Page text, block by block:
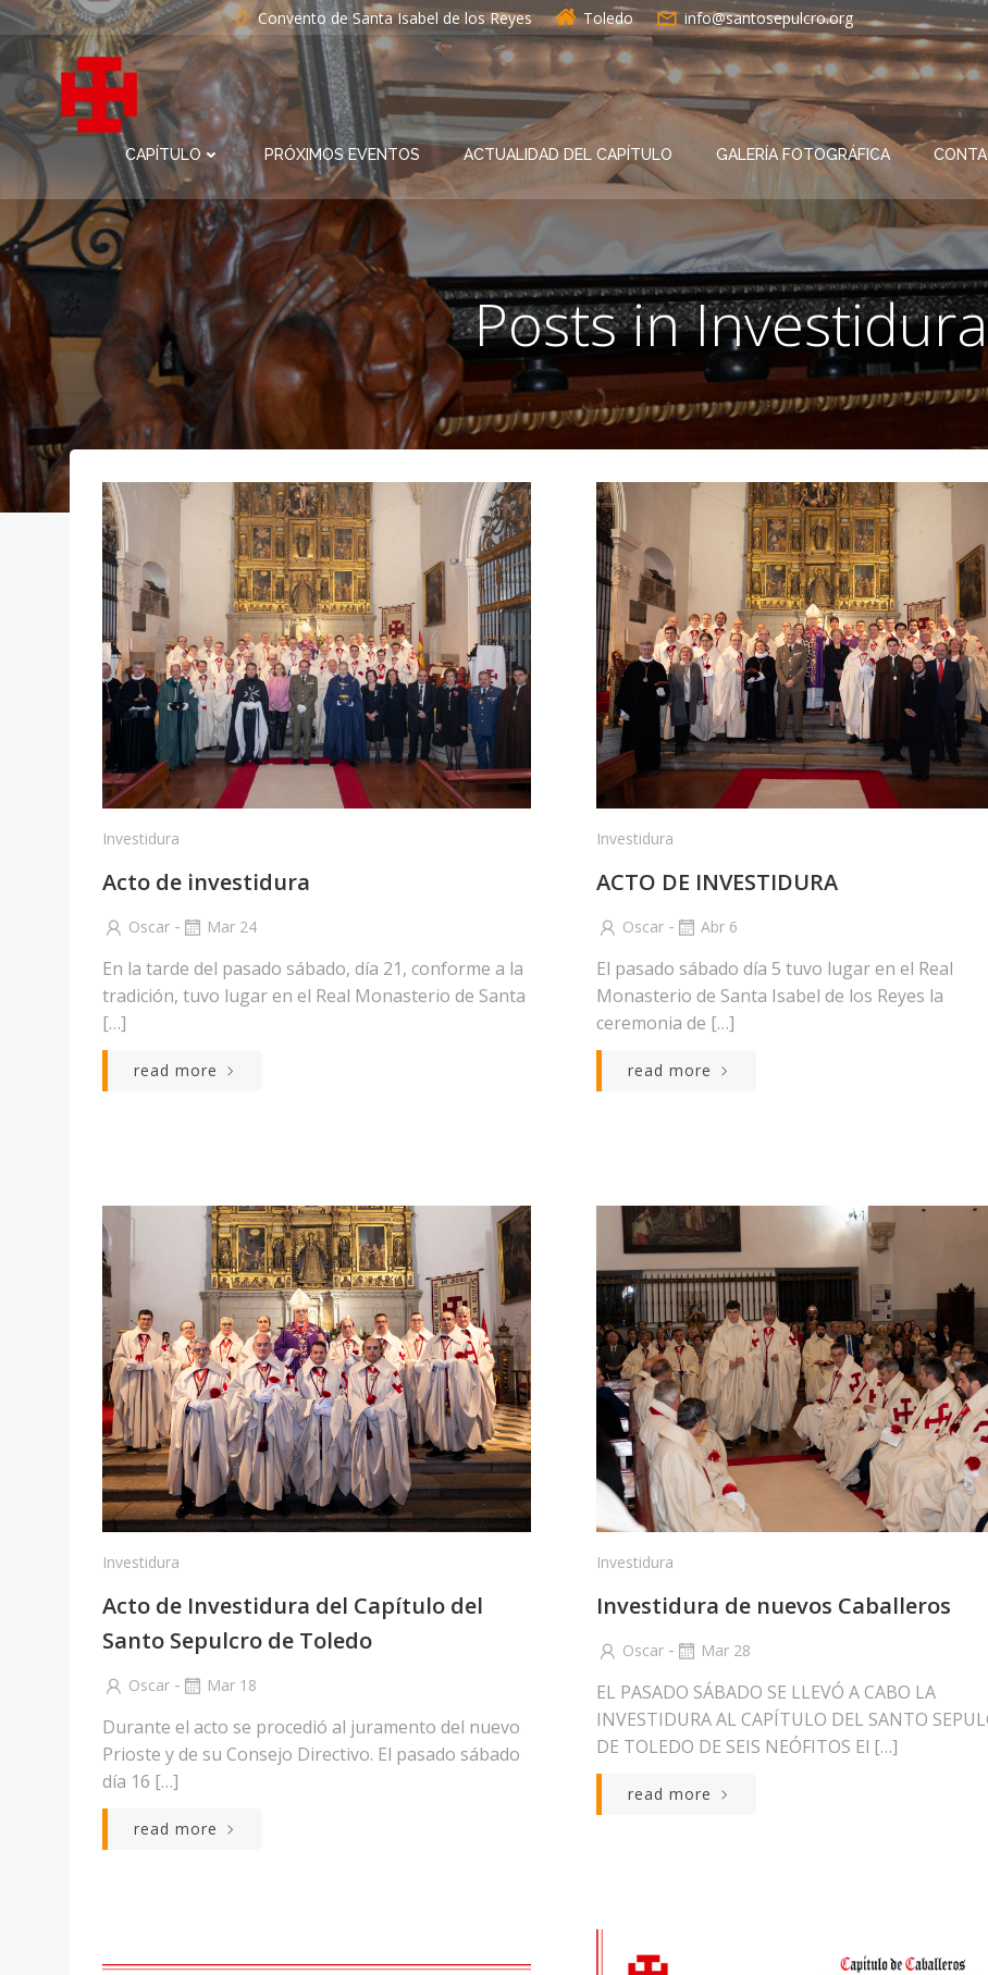
Saltar
al
contenido
Convento de Santa Isabel de los Reyes Toledo info@santosepulcro.org
CAPÍTULO PRÓXIMOS EVENTOS ACTUALIDAD DEL CAPÍTULO GALERÍA FOTOGRÁFICA
Posts in Investidura
Investidura
Acto de investidura
Oscar - Mar 24
En la tarde del pasado sábado, día 21, conforme a la
tradición, tuvo lugar en el Real Monasterio de Santa
[…]
read more
Investidura
ACTO DE INVESTIDURA
Oscar - Abr 6
El pasado sábado día 5 tuvo lugar en el Real
Monasterio de Santa Isabel de los Reyes la
ceremonia de […]
read more
Investidura
Acto de Investidura del Capítulo del
Santo Sepulcro de Toledo
Oscar - Mar 18
Durante el acto se procedió al juramento del nuevo
Prioste y de su Consejo Directivo. El pasado sábado
día 16 […]
read more
Investidura
Investidura de nuevos Caballeros
Oscar - Mar 28
EL PASADO SÁBADO SE LLEVÓ A CABO LA
INVESTIDURA AL CAPÍTULO DEL SANTO
DE TOLEDO DE SEIS NEÓFITOS El […]
read more